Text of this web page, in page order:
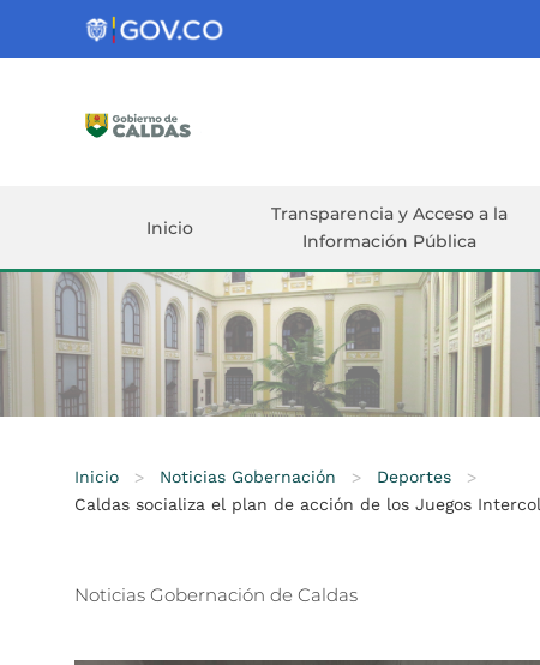
Gobernación
Inicio
Transparencia y Acceso a la
Información Pública
Inicio > Noticias Gobernación > Deportes
>
Caldas socializa el plan de acción de los Juegos
Noticias Gobernación de Caldas